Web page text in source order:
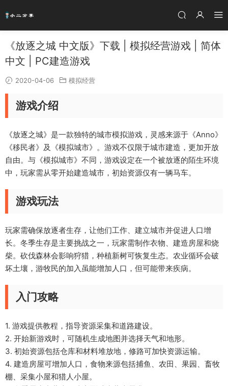
《放逐之城 中文版》下载 | 模拟经营游戏 | 简体
中文 | PC建造游戏
2020-04-06 模拟经营
游戏介绍
《放逐之城》是一款独特的城市模拟游戏，灵感来源于《Anno》
《移民者》及《模拟城市》。游戏不仅限于城市建造，更加开放
自由。与《模拟城市》不同，游戏设定在一个被放逐的陌生环境
中，玩家需从零开始建造城市，初始资源仅有一辆马车。
游戏玩法
玩家需确保放逐者生存，让他们工作、建立城市并促进人口增
长。冬季生存是主要挑战之一，玩家需制作衣物、建造房屋和烧
柴。砍伐森林会影响狩猎，种植新树可恢复生态。农业循环会破
坏土壤，游牧民的加入虽能增加人口，但可能带来疾病。
入门攻略
1. 游戏提供教程，指导资源采集和道路建设。
2. 开始新游戏时，可随机生成地图并选择天气和地形。
3. 初始资源包括仓库和材料堆放地，修路可加快资源运输。
4. 建造房屋可增加人口，食物来源包括捕鱼、农田、果园、畜牧
棚、采集小屋和猎人小屋。